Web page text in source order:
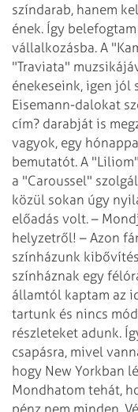
színdarab, hanem
ének. Így
vállalkozásba. A
"Traviata"
énekeseink, igen jól
Eisemann-dalokat
cím? darabját is
vagyok, egy
bemutatót. A
a "Caroussel"
közül sokan úgy
előadás volt. –
helyzetről! – Azon
színházunk
színháznak egy
államtól kaptam az
tartunk és nincs
részleteket adunk.
csapásra, mivel
hogy New Yorkban
Mondhatom tehát,
pénz nem minden.